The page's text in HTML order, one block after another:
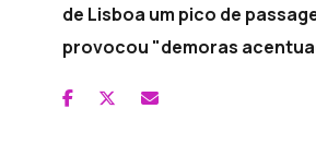
de Lisboa um pico de
provocou "demoras